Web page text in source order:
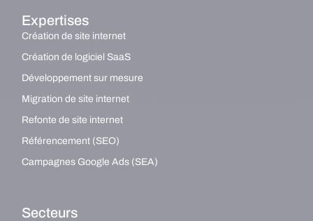
Expertises
Création de site internet
Création de logiciel SaaS
Développement sur mesure
Migration de site internet
Refonte de site internet
Référencement (SEO)
Campagnes Google Ads (SEA)
Secteurs